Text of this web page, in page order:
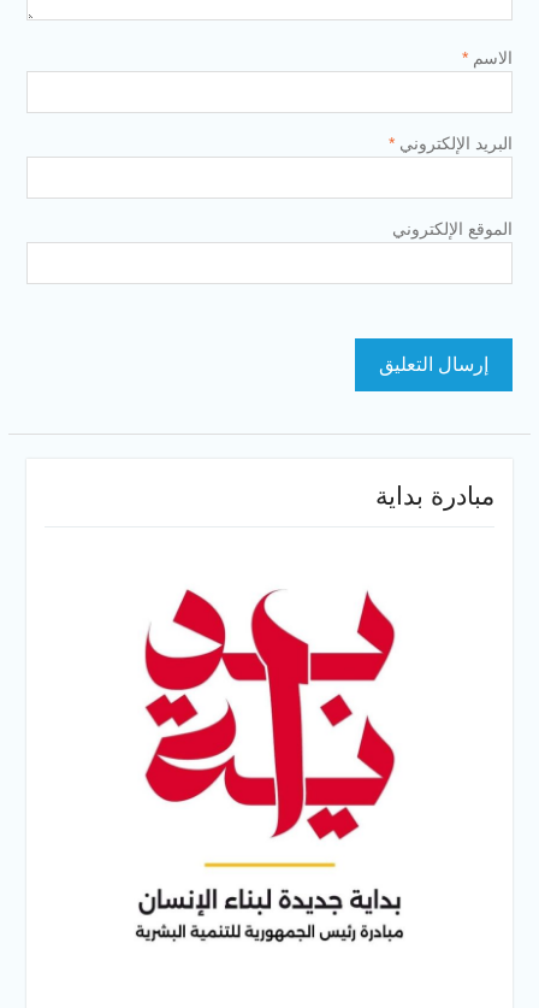
الاسم *
البريد الإلكتروني *
الموقع الإلكتروني
مبادرة بداية